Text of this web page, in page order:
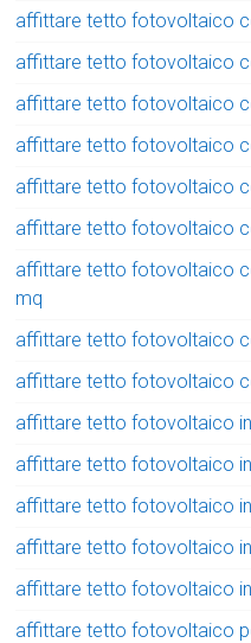
affittare tetto fotovoltaico
affittare tetto fotovoltaico
affittare tetto fotovoltaico
affittare tetto fotovoltaico
affittare tetto fotovoltaico
affittare tetto fotovoltaico
affittare tetto fotovoltaico
mq
affittare tetto fotovoltaico
affittare tetto fotovoltaico
affittare tetto fotovoltaico
affittare tetto fotovoltaico
affittare tetto fotovoltaico
affittare tetto fotovoltaico
affittare tetto fotovoltaico
affittare tetto fotovoltaico